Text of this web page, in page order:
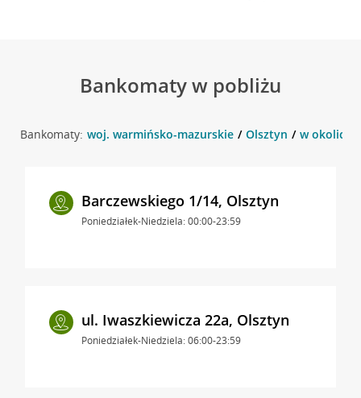
Bankomaty w pobliżu
Bankomaty: woj. warmińsko-mazurskie Olsztyn w okolicy
Barczewskiego 1/14, Olsztyn
Poniedziałek-Niedziela: 00:00-23:59
ul. Iwaszkiewicza 22a, Olsztyn
Poniedziałek-Niedziela: 06:00-23:59